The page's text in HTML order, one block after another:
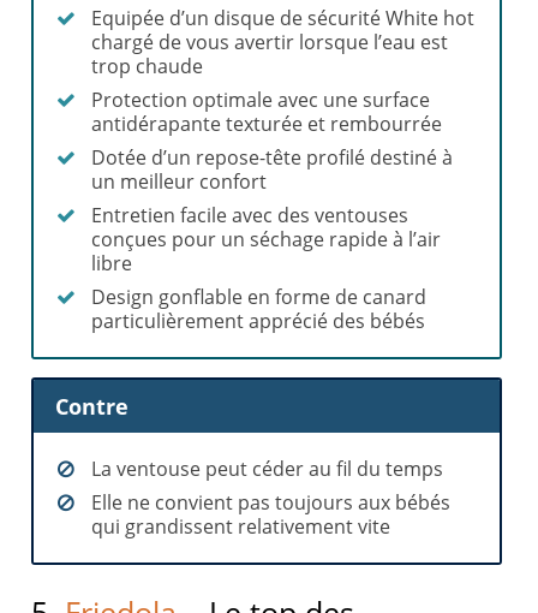
Equipée d’un disque de sécurité White hot
chargé de vous avertir lorsque l’eau est
trop chaude
Protection optimale avec une surface
antidérapante texturée et rembourrée
Dotée d’un repose-tête profilé destiné à
un meilleur confort
Entretien facile avec des ventouses
conçues pour un séchage rapide à l’air
libre
Design gonflable en forme de canard
particulièrement apprécié des bébés
Contre
La ventouse peut céder au fil du temps
Elle ne convient pas toujours aux bébés
qui grandissent relativement vite